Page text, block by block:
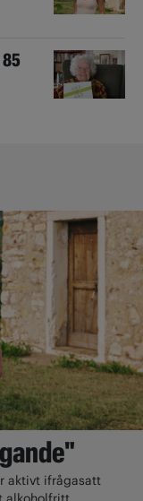
aktivt ifrågasatt